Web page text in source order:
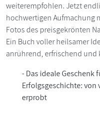
weiterempfohlen. Jetzt
hochwertigen Aufmachung
Fotos des preisgekrönten
Ein Buch voller heilsamer
anrührend, erfrischend und
- Das ideale Geschenk
Erfolgsgeschichte: von
erprobt